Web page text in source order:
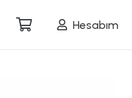
Hesabım